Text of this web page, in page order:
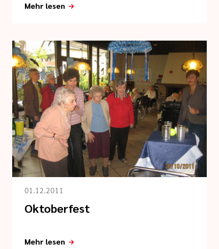
Mehr lesen
01.12.2011
Oktoberfest
Mehr lesen